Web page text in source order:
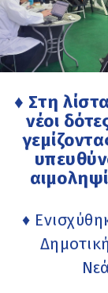
♦ Στη
νέοι
♦